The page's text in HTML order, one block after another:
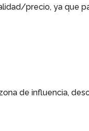
precio, ya que
de influencia,